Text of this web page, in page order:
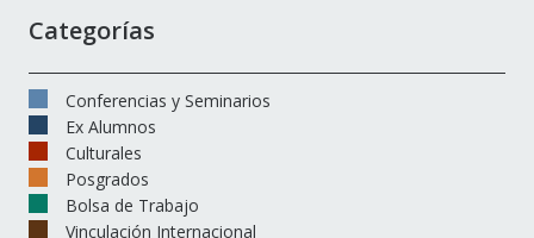
Categorías
Conferencias y Seminarios
Ex Alumnos
Culturales
Posgrados
Bolsa de Trabajo
Vinculación Internacional